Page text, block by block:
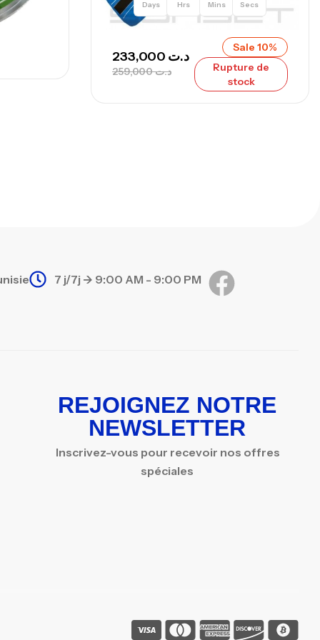
Days Hrs Mins Secs
د.ت259,000
د.ت
Sale 10%
Rupture de
stock
7 j/7j -> 9:00 AM - 9:00 PM
REJOIGNEZ NOTRE
NEWSLETTER
Inscrivez-vous pour recevoir nos offres
spéciales